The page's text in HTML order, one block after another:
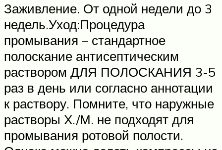
Заживление. От одной недели до 3
недель.Уход:Процедура
промывания – стандартное
полоскание антисептическим
раствором ДЛЯ ПОЛОСКАНИЯ 3-5
раз в день или согласно аннотации
к раствору. Помните, что наружные
растворы Х./М. не подходят для
промывания ротовой полости.